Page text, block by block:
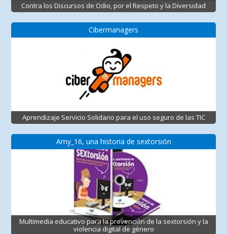
Contra los Discursos de Odio, por el Respeto y la Diversidad
Cibermanagers
Aprendizaje Servicio Solidario para el uso seguro de las TIC
Amy_16, una historia de sextorsión
Multimedia educativo para la prevención de la sextorsión y la
violencia digital de género